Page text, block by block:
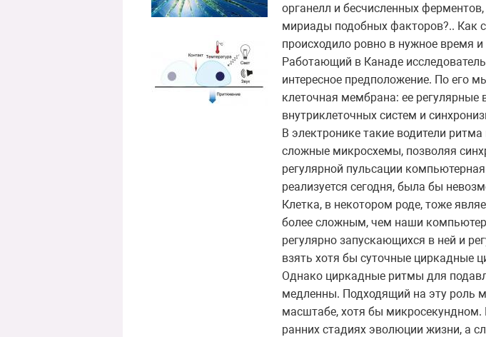
органелл и бесчисленных
мириады подобных факторов?.. Как
происходило ровно в нужное время
Работающий в Канаде
интересное предположение. По его
клеточная мембрана: ее
внутриклеточных систем и
В электронике такие водители
сложные микросхемы, позволяя
регулярной пульсации
реализуется сегодня, была бы
Клетка, в некотором роде, тоже
более сложным, чем наши
регулярно запускающихся в ней и
взять хотя бы суточные циркадные
Однако циркадные ритмы для
медленны. Подходящий на эту роль
масштабе, хотя бы
ранних стадиях эволюции жизни, а